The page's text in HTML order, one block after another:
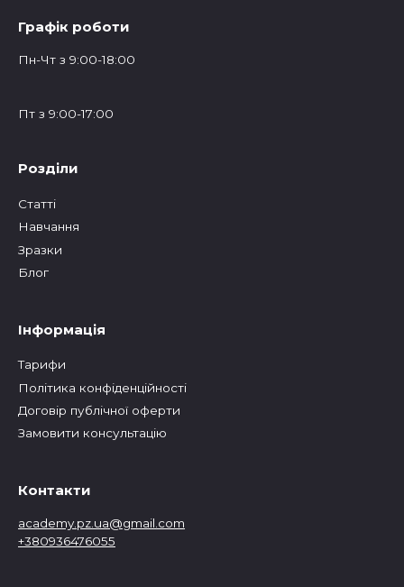
Графік роботи
Пн-Чт з 9:00-18:00
Пт з 9:00-17:00
Розділи
Статтi
Навчання
Зразки
Блог
Інформація
Тарифи
Політика конфіденційності
Договір публічної оферти
Замовити консультацію
Контакти
academy.pz.ua@gmail.com
+380936476055